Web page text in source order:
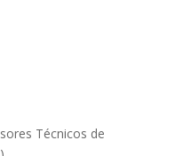
Técnicos de